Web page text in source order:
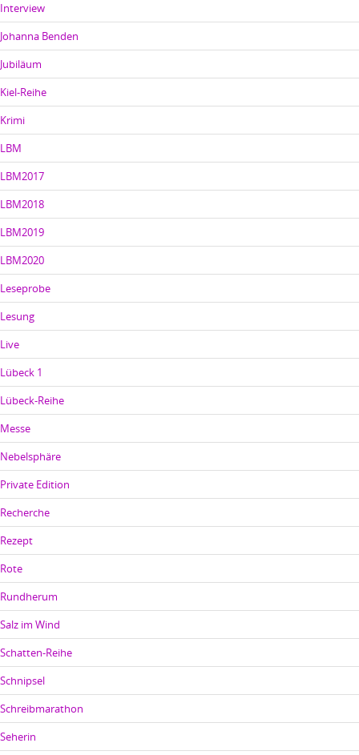
Interview
Johanna Benden
Jubiläum
Kiel-Reihe
Krimi
LBM
LBM2017
LBM2018
LBM2019
LBM2020
Leseprobe
Lesung
Live
Lübeck 1
Lübeck-Reihe
Messe
Nebelsphäre
Private Edition
Recherche
Rezept
Rote
Rundherum
Salz im Wind
Schatten-Reihe
Schnipsel
Schreibmarathon
Seherin